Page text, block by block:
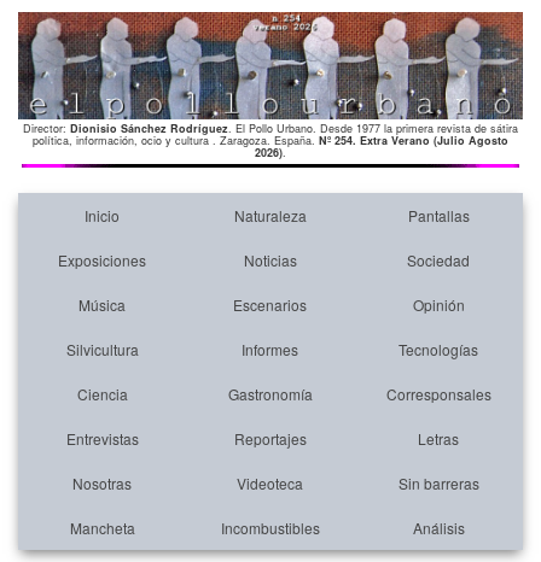
Director: Dionisio Sánchez Rodríguez. El Pollo Urbano. Desde 1977 la primera revista de sátira
política, información, ocio y cultura . Zaragoza. España. Nº 254. Extra Verano (Julio Agosto
2026).
Inicio Naturaleza Pantallas
Exposiciones Noticias Sociedad
Música Escenarios Opinión
Silvicultura Informes Tecnologías
Ciencia Gastronomía Corresponsales
Entrevistas Reportajes Letras
Nosotras Videoteca Sin barreras
Mancheta Incombustibles Análisis